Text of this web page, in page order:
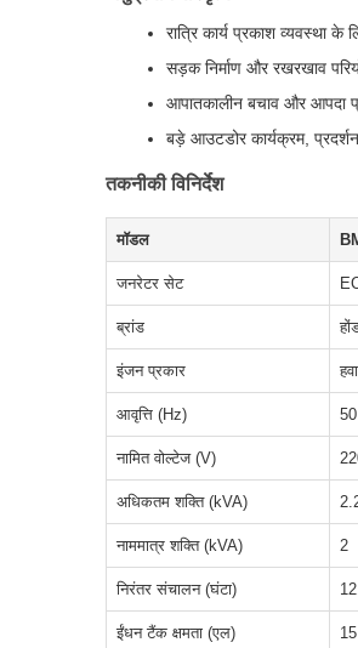
रात्रि कार्य प्रकाश व्यवस्था के
सड़क निर्माण और रखरखाव
आपातकालीन बचाव और आपदा
बड़े आउटडोर कार्यक्रम,
तकनीकी विनिर्देश
मॉडल
जनरेटर सेट
ब्रांड
इंजन प्रकार
आवृत्ति (Hz) 50
नामित वोल्टेज (V)
अधिकतम शक्ति (kVA)
नाममात्र शक्ति (kVA) 2
निरंतर संचालन (घंटा)
ईंधन टैंक क्षमता (एल) 15